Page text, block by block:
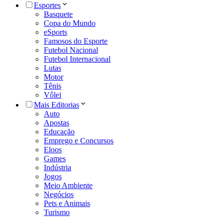
Esportes
Basquete
Copa do Mundo
eSports
Famosos do Esporte
Futebol Nacional
Futebol Internacional
Lutas
Motor
Tênis
Vôlei
Mais Editorias
Auto
Apostas
Educação
Emprego e Concursos
Eloos
Games
Indústria
Jogos
Meio Ambiente
Negócios
Pets e Animais
Turismo